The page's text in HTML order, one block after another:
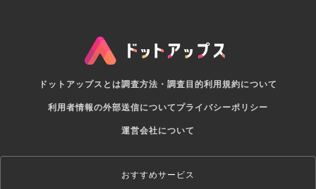
ドットアップスとは調査方法・調査目的利用規約について
利用者情報の外部送信についてプライバシーポリシー
運営会社について
おすすめサービス